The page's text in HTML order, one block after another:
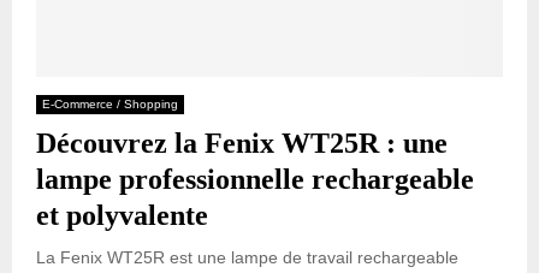
E-Commerce / Shopping
Découvrez la Fenix WT25R : une
lampe professionnelle rechargeable
et polyvalente
La Fenix WT25R est une lampe de travail rechargeable